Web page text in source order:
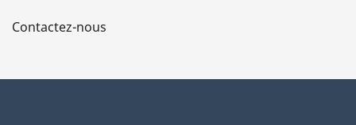
a
Contactez-nous